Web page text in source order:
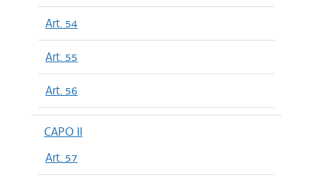
Art. 54
Art. 55
Art. 56
CAPO II
Art. 57